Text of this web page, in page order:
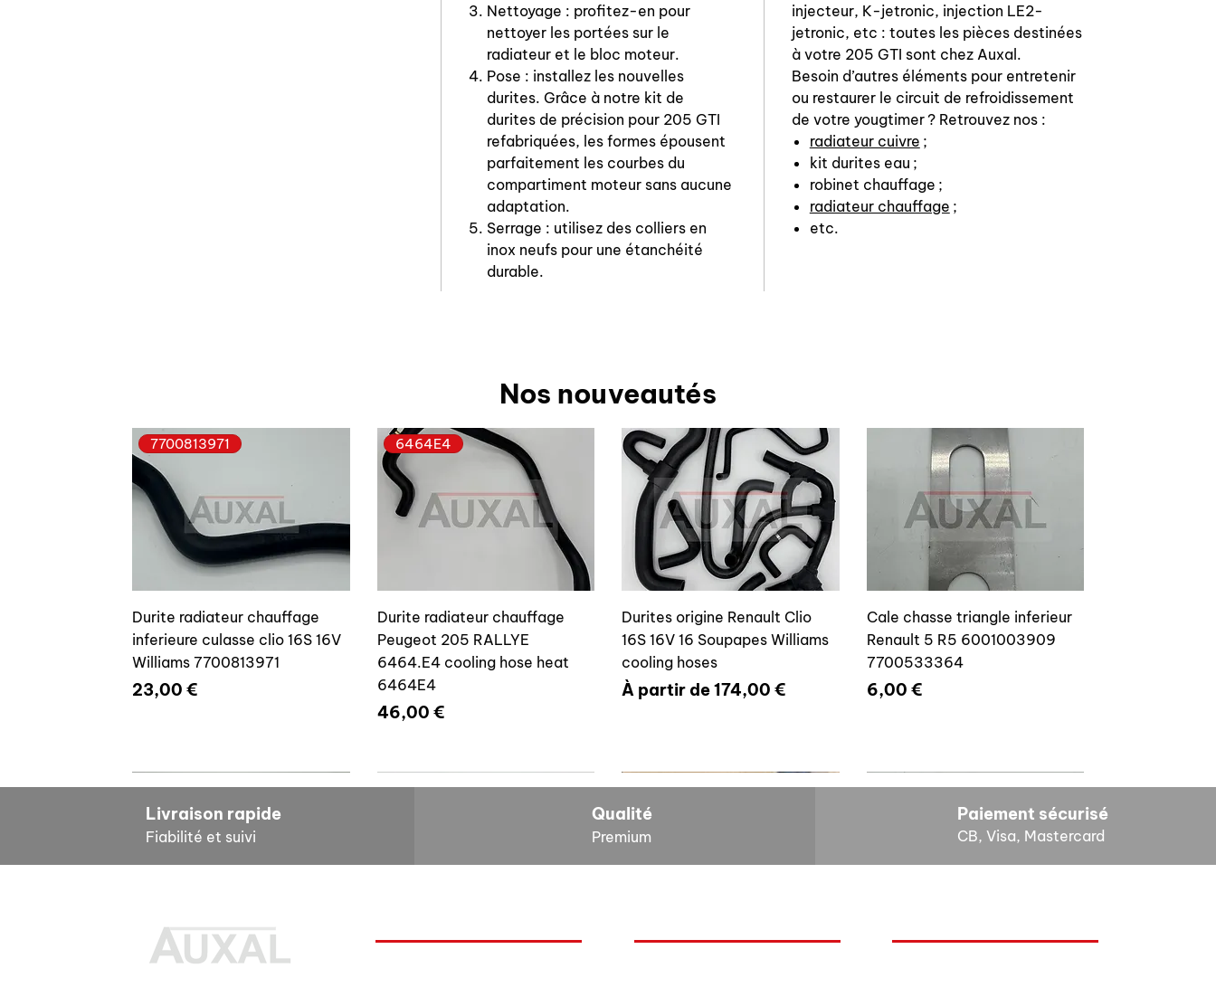
130 chs with heat exchanger
before 1991 HERE
130 chs with heat exchanger after
1991 HERE
Nettoyage : profitez-en pour
nettoyer les portées sur le
radiateur et le bloc moteur.
Pose : installez les nouvelles
durites. Grâce à notre kit de
durites de précision pour 205 GTI
refabriquées, les formes épousent
parfaitement les courbes du
compartiment moteur sans aucune
adaptation.
Serrage : utilisez des colliers en
inox neufs pour une étanchéité
durable.
injecteur, K-jetronic, injection LE2-
jetronic, etc : toutes les pièces destinées
à votre 205 GTI sont chez Auxal.
Besoin d’autres éléments pour entretenir
ou restaurer le circuit de refroidissement
de votre yougtimer ? Retrouvez nos :
radiateur cuivre ;
kit durites eau ;
robinet chauffage ;
radiateur chauffage ;
etc.
Nos nouveautés
7700813971
Durite radiateur chauffage
inferieure culasse clio 16S 16V
Williams 7700813971
Prix
23,00 €
6464E4
Durite radiateur chauffage
Peugeot 205 RALLYE
6464.E4 cooling hose heat
6464E4
Prix
46,00 €
Durites origine Renault Clio
16S 16V 16 Soupapes Williams
cooling hoses
À partir de174,00 €
Prix promotionnel
Cale chasse triangle inferieur
Renault 5 R5 6001003909
7700533364
Prix
6,00 €
7700804635
Durite radiateur chauffage
7700804636 6464E4
Cale reglage gache coffre R5
Livraison rapide
Fiabilité et suivi
Qualité
Premium
Paiement sécurisé
CB, Visa, Mastercard